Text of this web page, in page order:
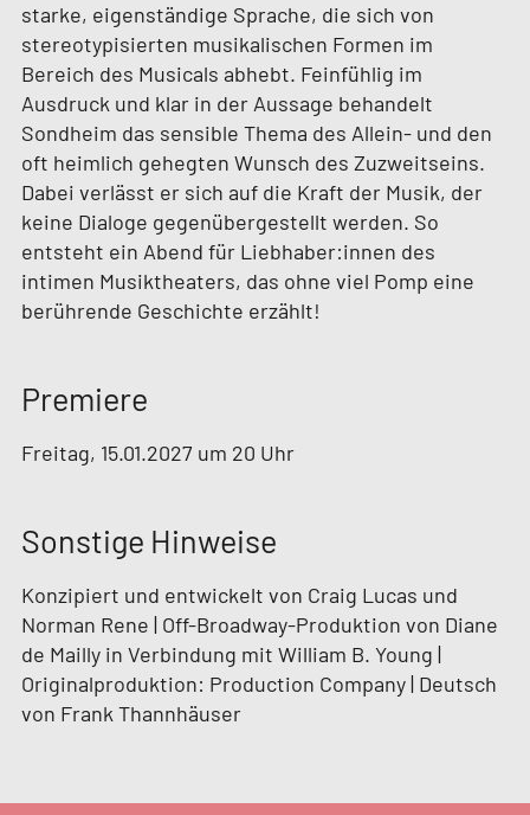
starke, eigenständige Sprache, die sich von
stereotypisierten musikalischen Formen im
Bereich des Musicals abhebt. Feinfühlig im
Ausdruck und klar in der Aussage behandelt
Sondheim das sensible Thema des Allein- und den
oft heimlich gehegten Wunsch des Zuzweitseins.
Dabei verlässt er sich auf die Kraft der Musik, der
keine Dialoge gegenübergestellt werden. So
entsteht ein Abend für Liebhaber:innen des
intimen Musiktheaters, das ohne viel Pomp eine
berührende Geschichte erzählt!
Premiere
Freitag, 15.01.2027 um 20 Uhr
Sonstige Hinweise
Konzipiert und entwickelt von Craig Lucas und
Norman Rene | Off-Broadway-Produktion von Diane
de Mailly in Verbindung mit William B. Young |
Originalproduktion: Production Company | Deutsch
von Frank Thannhäuser